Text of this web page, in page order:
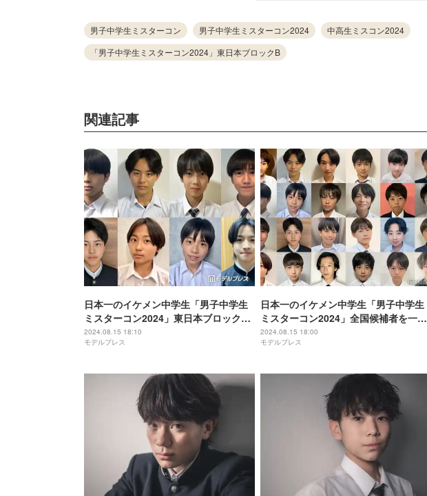
男子中学生ミスターコン 男子中学生ミスターコン2024
中高生ミスコン2024
「男子中学生ミスターコン2024」東日本ブロックB
関連記事
日本一のイケメン中学生「男子中学生
ミスターコン2024」東日本ブロックA
の候補者公開 投票スタート
2024.08.15 18:10
モデルプレス
日本一のイケメン中学生「男子中学生
ミスターコン2024」全国候補者を一挙
公開 投票スタート
2024.08.15 18:00
モデルプレス